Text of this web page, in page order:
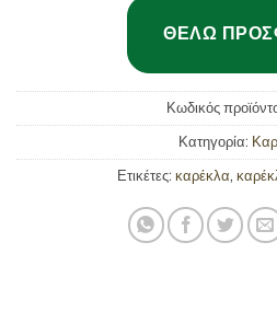
ΘΈΛΩ
Κωδικός
Κατηγορία:
Ετικέτες: καρέκλα,